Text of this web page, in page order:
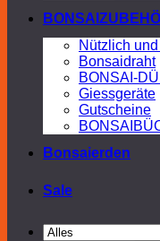
Nützlich
Bonsaidraht
BONSAI-
Giessgeräte
Gutscheine
Bonsaierden
Sale